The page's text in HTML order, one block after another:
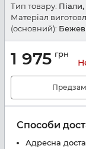
Тип товару:
Матеріал
(основний):
1 975 грн
Способи
Адресна